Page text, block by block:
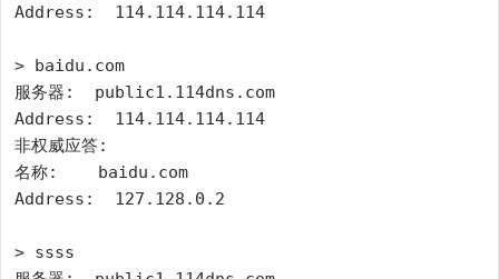
Address:  114.114.114.114
> baidu.com
服务器:  public1.114dns.com
Address:  114.114.114.114
非权威应答:
名称:    baidu.com
Address:  127.128.0.2
> ssss